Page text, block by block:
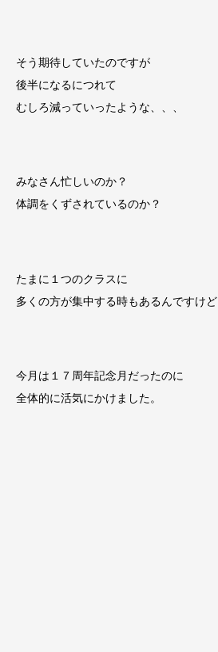
そう期待していたのですが
後半になるにつれて
むしろ減っていったような、、、
みなさん忙しいのか？
体調をくずされているのか？
たまに１つのクラスに
多くの方が集中する時もあるんですけど
今月は１７周年記念月だったのに
全体的に活気にかけました。